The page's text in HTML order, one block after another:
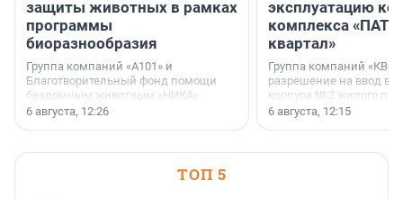
защиты животных в рамках
программы
биоразнообразия
Группа компаний «А101» и
Благотворительный фонд помощи
бездомным животным «НИКА»
заключили соглашение о
6 августа, 12:26
эксплуатацию
комплекса
квартал»
Группа компаний
разрешение на ввод в
корпуса № 2 жилого
Уютный квартал»,
6 августа, 12:15
ТОП 5